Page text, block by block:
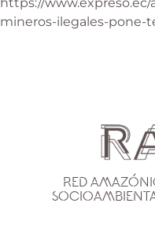
mineros-ilegales-pone-
Red